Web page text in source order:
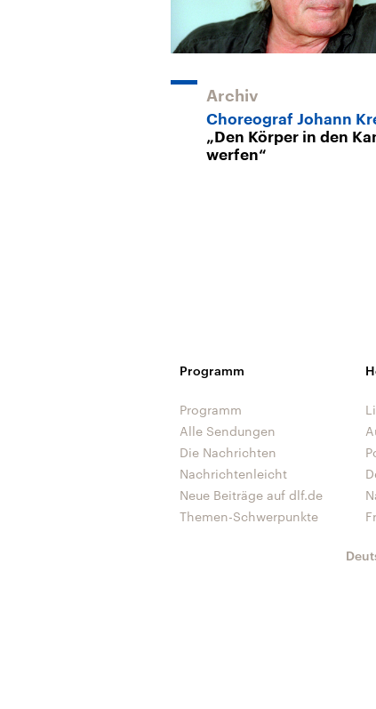
Archiv
Choreograf Johann
„Den Körper in den
werfen“
Programm
Programm
Alle Sendungen
Die Nachrichten
Nachrichtenleicht
Neue Beiträge auf dlf.de
Themen-Schwerpunkte